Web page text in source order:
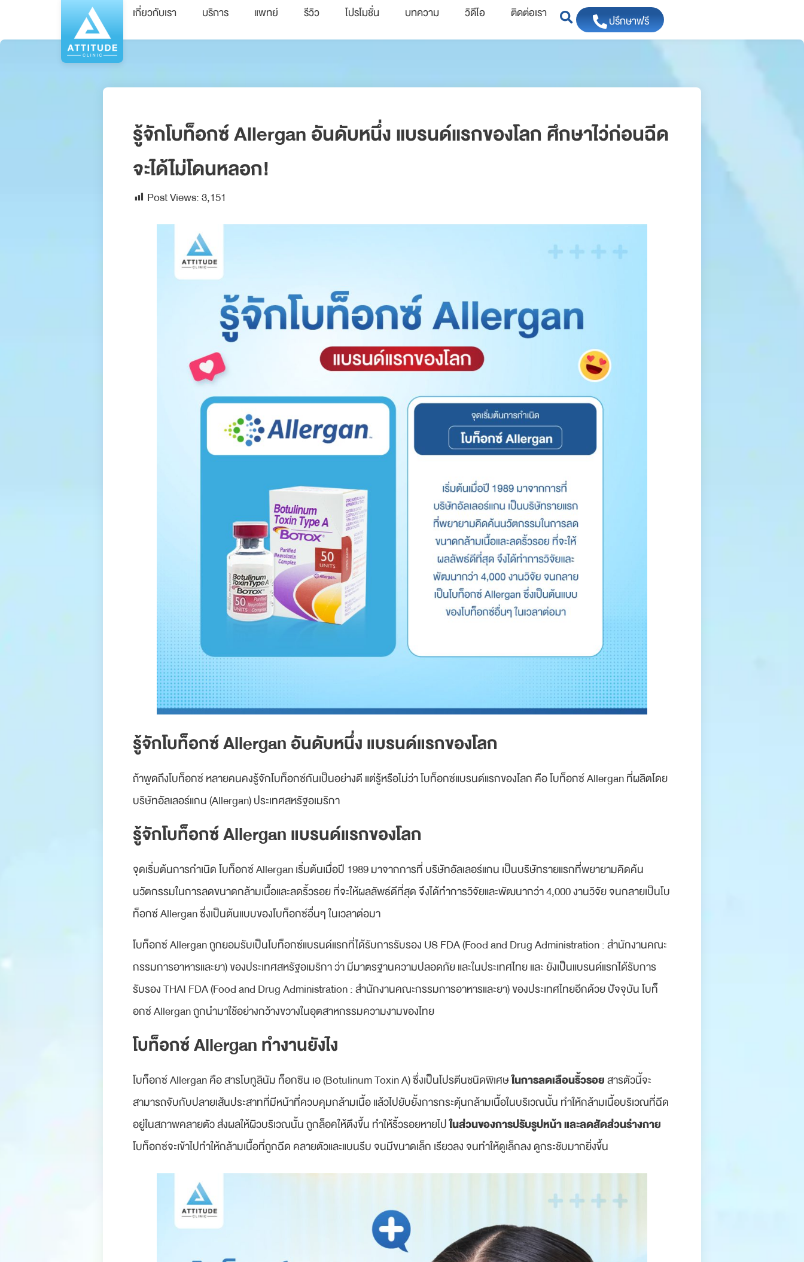
เกี่ยวกับเรา บริการ แพทย์ รีวิว โปรโมชั่น บทความ วิดีโอ ติดต่อเรา
ปรึกษาฟรี
รู้จักโบท็อกซ์ Allergan อันดับหนึ่ง แบรนด์แรกของโลก ศึกษาไว่ก่อนฉีด
จะได้ไม่โดนหลอก!
Post Views:3,151
รู้จักโบท็อกซ์ Allergan อันดับหนึ่ง แบรนด์แรกของโลก
ถ้าพูดถึงโบท็อกซ์ หลายคนคงรู้จักโบท็อกซ์กันเป็นอย่างดี แต่รู้หรือไม่ว่า โบท็อกซ์แบรนด์แรกของโลก คือ โบท็อกซ์ Allergan ที่ผลิตโดย
บริษัทอัลเลอร์แกน (Allergan) ประเทศสหรัฐอเมริกา
รู้จักโบท็อกซ์ Allergan แบรนด์แรกของโลก
จุดเริ่มต้นการกำเนิด โบท็อกซ์ Allergan เริ่มต้นเมื่อปี 1989 มาจากการที่ บริษัทอัลเลอร์แกน เป็นบริษัทรายแรกที่พยายามคิดค้น
นวัตกรรมในการลดขนาดกล้ามเนื้อและลดริ้วรอย ที่จะให้ผลลัพธ์ดีที่สุด จึงได้ทำการวิจัยและพัฒนากว่า 4,000 งานวิจัย จนกลายเป็นโบ
ท็อกซ์ Allergan ซึ่งเป็นต้นแบบของโบท็อกซ์อื่นๆ ในเวลาต่อมา
โบท็อกซ์ Allergan ถูกยอมรับเป็นโบท็อกซ์แบรนด์แรกที่ได้รับการรับรอง US FDA (Food and Drug Administration : สำนักงานคณะ
กรรมการอาหารและยา) ของประเทศสหรัฐอเมริกา ว่า มีมาตรฐานความปลอดภัย และในประเทศไทย และ ยังเป็นแบรนด์แรกได้รับการ
รับรอง THAI FDA (Food and Drug Administration : สำนักงานคณะกรรมการอาหารและยา) ของประเทศไทยอีกด้วย ปัจจุบัน โบท็
อกซ์ Allergan ถูกนำมาใช้อย่างกว้างขวางในอุตสาหกรรมความงามของไทย
โบท็อกซ์ Allergan ทำงานยังไง
โบท็อกซ์ Allergan คือ สารโบทูลินัม ท็อกซิน เอ (Botulinum Toxin A) ซึ่งเป็นโปรตีนชนิดพิเศษในการลดเลือนริ้วรอยสารตัวนี้จะ
สามารถจับกับปลายเส้นประสาทที่มีหน้าที่ควบคุมกล้ามเนื้อ แล้วไปยับยั้งการกระตุ้นกล้ามเนื้อในบริเวณนั้น ทำให้กล้ามเนื้อบริเวณที่ฉีด
อยู่ในสภาพคลายตัว ส่งผลให้ผิวบริเวณนั้น ถูกล็อคให้ตึงขึ้น ทำให้ริ้วรอยหายไปในส่วนของการปรับรูปหน้า และลดสัดส่วนร่างกาย
โบท็อกซ์จะเข้าไปทำให้กล้ามเนื้อที่ถูกฉีด คลายตัวและแบนรีบ จนมีขนาดเล็ก เรียวลง จนทำให้ดูเล็กลง ดูกระชับมากยิ่งขึ้น